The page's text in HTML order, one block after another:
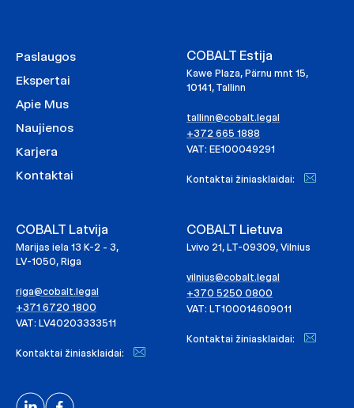
Paslaugos
Ekspertai
Apie Mus
Naujienos
Karjera
Kontaktai
COBALT Estija
Kawe Plaza, Pärnu mnt 15,
10141, Tallinn
tallinn@cobalt.legal
+372 665 1888
VAT: EE100049291
Kontaktai žiniasklaidai:
COBALT Latvija
Marijas iela 13 K-2 - 3,
LV-1050, Riga
riga@cobalt.legal
+371 6720 1800
VAT: LV40203333511
Kontaktai žiniasklaidai:
COBALT Lietuva
Lvivo 21, LT-09309, Vilnius
vilnius@cobalt.legal
+370 5250 0800
VAT: LT100014609011
Kontaktai žiniasklaidai: